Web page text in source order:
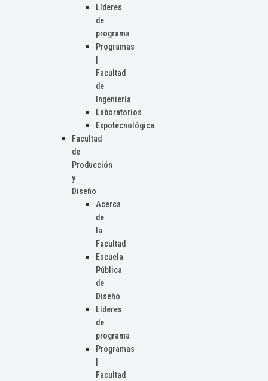
Líderes
de
programa
Programas
Facultad
de
Ingeniería
Laboratorios
Expotecnológica
Facultad
de
Producción
y
Diseño
Acerca
de
la
Facultad
Escuela
Pública
de
Diseño
Líderes
de
programa
Programas
Facultad